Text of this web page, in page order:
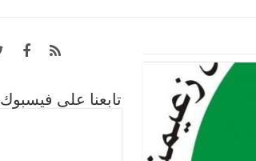
تابعنا على فيسبوك